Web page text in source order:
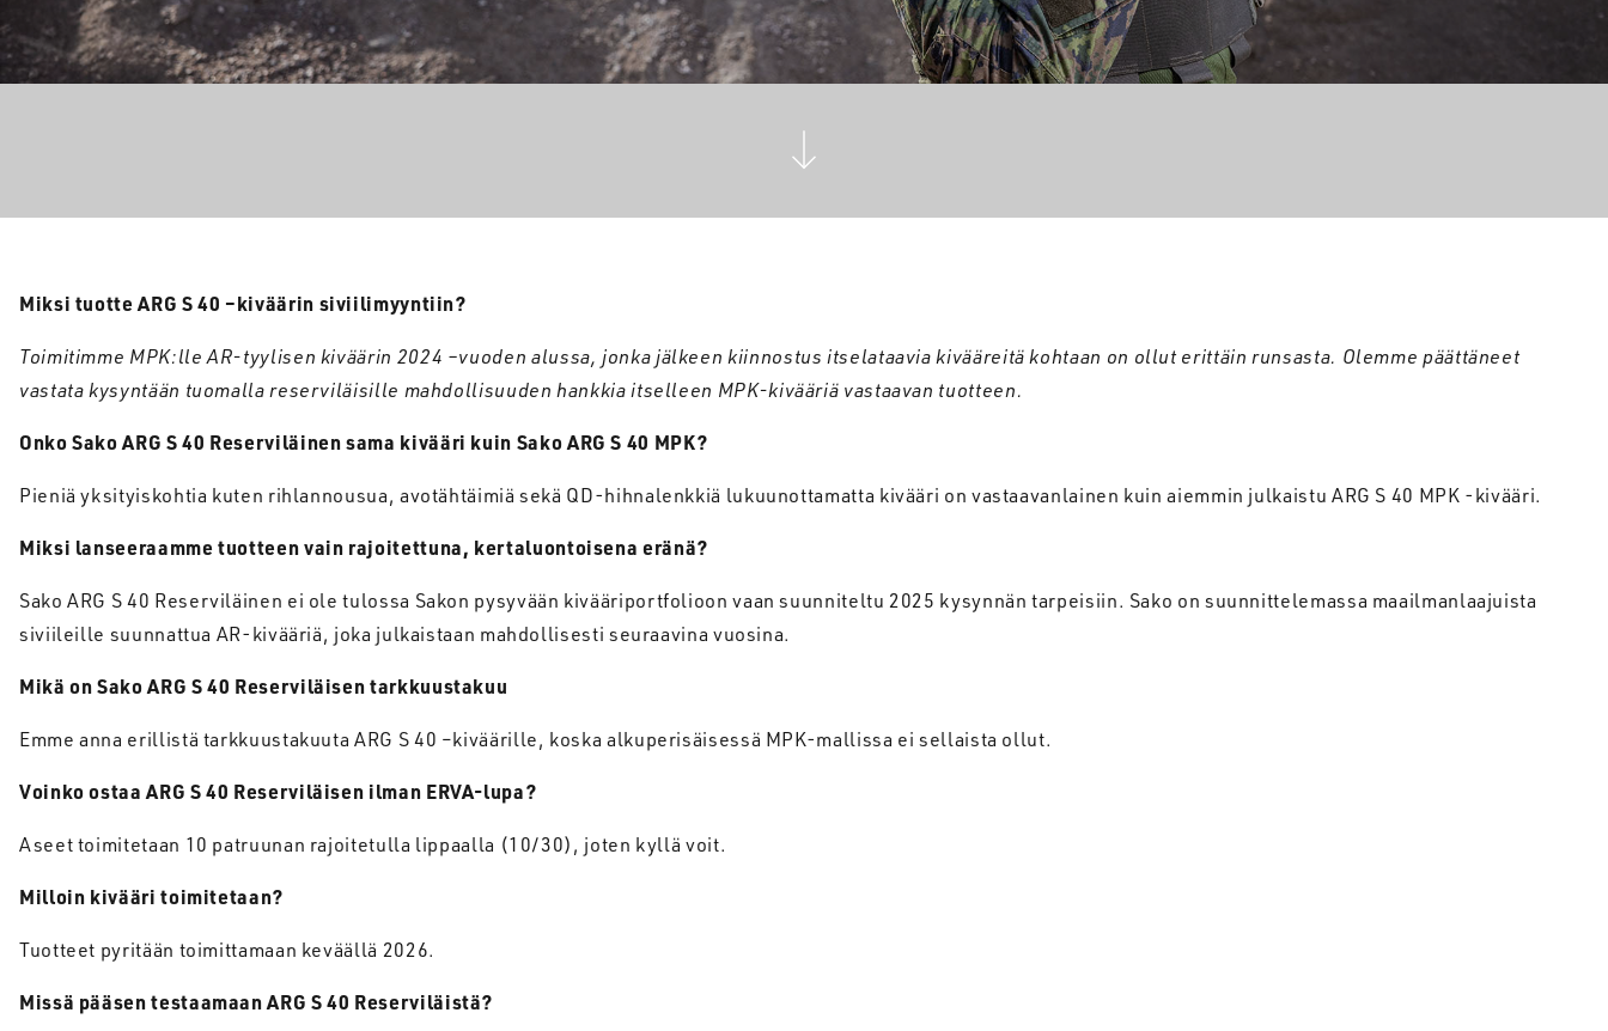
Miksi tuotte ARG S 40 –kiväärin siviilimyyntiin?
Toimitimme MPK:lle AR-tyylisen kiväärin 2024 –vuoden alussa,jonka jälkeen kiinnostus itselataavia kivääreitä kohtaan on ollut erittäin runsasta. Olemme päättäneet
vastata kysyntään tuomalla reserviläisille mahdollisuuden hankkia itselleen MPK-kivääriä vastaavan tuotteen.
Onko Sako ARG S 40 Reserviläinensama kivääri kuin Sako ARG S 40 MPK?
Pieniä yksityiskohtia kuten rihlannousua, avotähtäimiä sekä QD-hihnalenkkiä lukuunottamatta kivääri on vastaavanlainen kuin aiemmin julkaistu ARG S 40 MPK -kivääri.
Miksi lanseeraamme tuotteenvain rajoitettuna, kertaluontoisena eränä?
Sako ARG S 40 Reserviläinen ei ole tulossa Sakon pysyvään kivääriportfolioon vaan suunniteltu 2025 kysynnän tarpeisiin. Sako on suunnittelemassa maailmanlaajuista
siviileille suunnattua AR-kivääriä, joka julkaistaan mahdollisesti seuraavina vuosina.
Mikä on Sako ARG S 40 Reserviläisentarkkuustakuu
Emme anna erillistä tarkkuustakuuta ARG S 40 –kiväärille, koska alkuperisäisessä MPK-mallissa ei sellaista ollut.
Voinko ostaa ARG S 40 Reserviläisen ilman ERVA-lupa?
Aseet toimitetaan 10 patruunan rajoitetulla lippaalla (10/30), joten kyllä voit.
Milloin kivääri toimitetaan?
Tuotteet pyritään toimittamaan keväällä 2026.
Missä pääsen testaamaanARG S 40 Reserviläistä?